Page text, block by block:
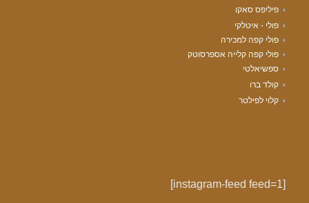
פיליפס סאקו
פולי - איטלקי
פולי קפה למכירה
פולי קפה קלייה אספרסוטק
ספשיאלטי
קולד ברו
קלוי לפילטר
[instagram-feed feed=1]